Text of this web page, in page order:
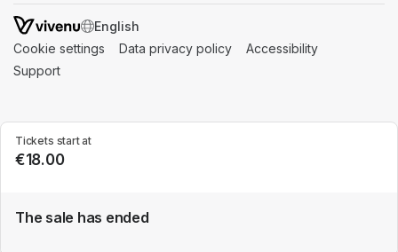
Tickets start at
€18.00
The sale has ended
SWITCH LANGUAGE
Cookie settings (opens in a new tab)
Data privacy policy (opens in a new tab)
Accessibility
Support